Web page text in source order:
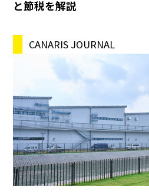
と節税を解説
CANARIS JOURNAL